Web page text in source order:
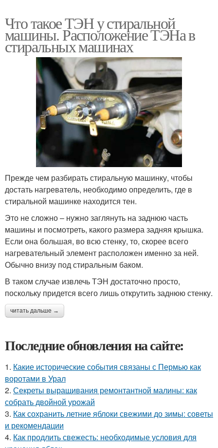
Что такое ТЭН у стиральной
машины. Расположение ТЭНа в
стиральных машинах
Прежде чем разбирать стиральную машинку, чтобы
достать нагреватель, необходимо определить, где в
стиральной машинке находится тен.
Это не сложно – нужно заглянуть на заднюю часть
машины и посмотреть, какого размера задняя крышка.
Если она большая, во всю стенку, то, скорее всего
нагревательный элемент расположен именно за ней.
Обычно внизу под стиральным баком.
В таком случае извлечь ТЭН достаточно просто,
поскольку придется всего лишь открутить заднюю стенку.
читать дальше →
Последние обновления на сайте:
1. Какие исторические события связаны с Пермью как
воротами в Урал
2. Секреты выращивания ремонтантной малины: как
собрать двойной урожай
3. Как сохранить летние яблоки свежими до зимы: советы
и рекомендации
4. Как продлить свежесть: необходимые условия для